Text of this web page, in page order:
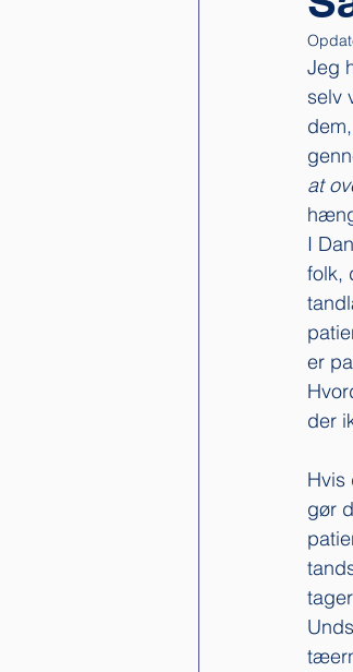
Jeg
selv
at
I
folk,
er
der
Hvis
gør